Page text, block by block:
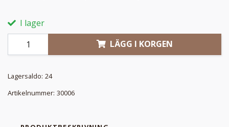
I lager
LÄGG I KORGEN
Lagersaldo: 24
Artikelnummer: 30006